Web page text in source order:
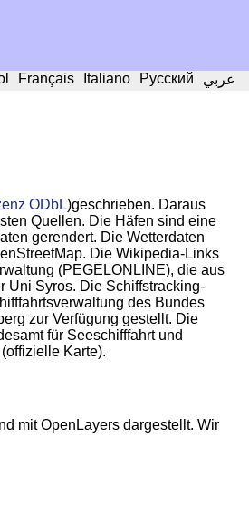
Français Italiano Русский
عربي
ODbL)geschrieben. Daraus
Quellen. Die Häfen sind eine
gerendert. Die Wetterdaten
Die Wikipedia-Links
(PEGELONLINE), die aus
Uni Syros. Die Schiffstracking-
des Bundes
zur Verfügung gestellt. Die
für Seeschifffahrt und
Karte).
mit OpenLayers dargestellt. Wir